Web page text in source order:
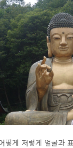
떻게 저렇게 얼굴과